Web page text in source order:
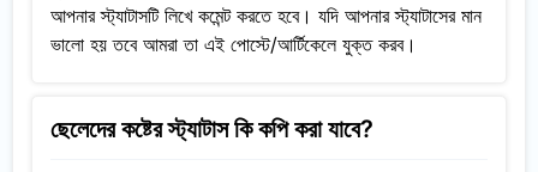
আপনার স্ট্যাটাসটি লিখে কমেন্ট করতে হবে। যদি আপনার স্ট্যাটাসের মান
ভালো হয় তবে আমরা তা এই পোস্টে/আর্টিকেলে যুক্ত করব।
ছেলেদের কষ্টের স্ট্যাটাস কি কপি করা যাবে?